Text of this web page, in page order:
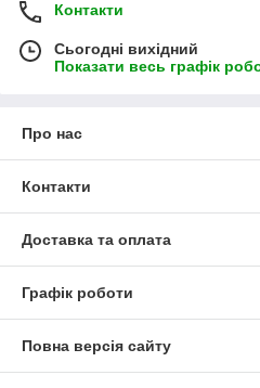
Контакти
Сьогодні вихідний
Показати весь графік
Про нас
Контакти
Доставка та оплата
Графік роботи
Повна версія сайту